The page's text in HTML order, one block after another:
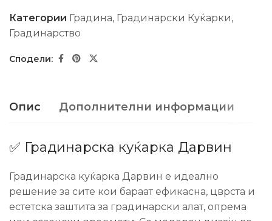
Категории Градина, Градинарски Куќарки,
Градинарство
Опис Дополнителни информации
✅ Градинарска куќарка Дарвин
Градинарска куќарка Дарвин е идеално
решение за сите кои бараат ефикасна, цврста и
естетска заштита за градинарски алат, опрема